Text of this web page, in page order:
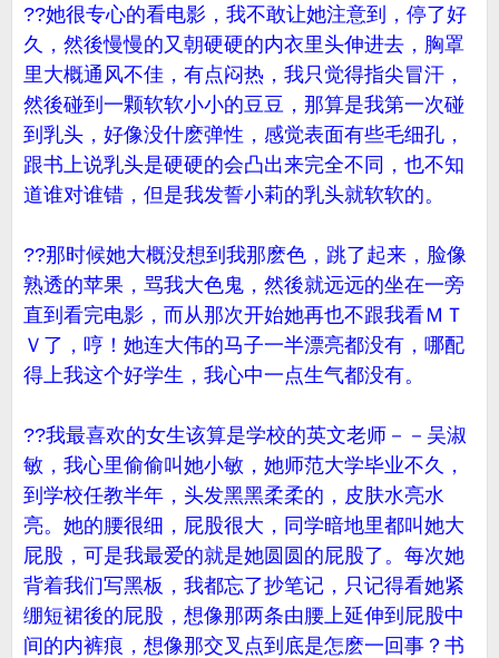
??她很专心的看电影，我不敢让她注意到，停了好
久，然後慢慢的又朝硬硬的内衣里头伸进去，胸罩
里大概通风不佳，有点闷热，我只觉得指尖冒汗，
然後碰到一颗软软小小的豆豆，那算是我第一次碰
到乳头，好像没什麽弹性，感觉表面有些毛细孔，
跟书上说乳头是硬硬的会凸出来完全不同，也不知
道谁对谁错，但是我发誓小莉的乳头就软软的。
??那时候她大概没想到我那麽色，跳了起来，脸像
熟透的苹果，骂我大色鬼，然後就远远的坐在一旁
直到看完电影，而从那次开始她再也不跟我看ＭＴ
Ｖ了，哼！她连大伟的马子一半漂亮都没有，哪配
得上我这个好学生，我心中一点生气都没有。
??我最喜欢的女生该算是学校的英文老师－－吴淑
敏，我心里偷偷叫她小敏，她师范大学毕业不久，
到学校任教半年，头发黑黑柔柔的，皮肤水亮水
亮。她的腰很细，屁股很大，同学暗地里都叫她大
屁股，可是我最爱的就是她圆圆的屁股了。每次她
背着我们写黑板，我都忘了抄笔记，只记得看她紧
绷短裙後的屁股，想像那两条由腰上延伸到屁股中
间的内裤痕，想像那交叉点到底是怎麽一回事？书